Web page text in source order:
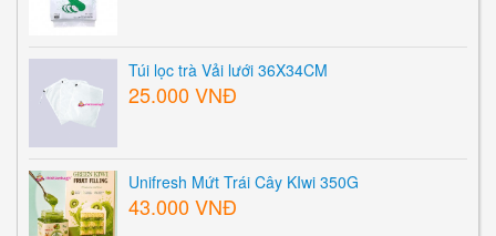
Túi lọc trà Vải lưới 36X34CM
25.000 VNĐ
Unifresh Mứt Trái Cây KIwi 350G
43.000 VNĐ